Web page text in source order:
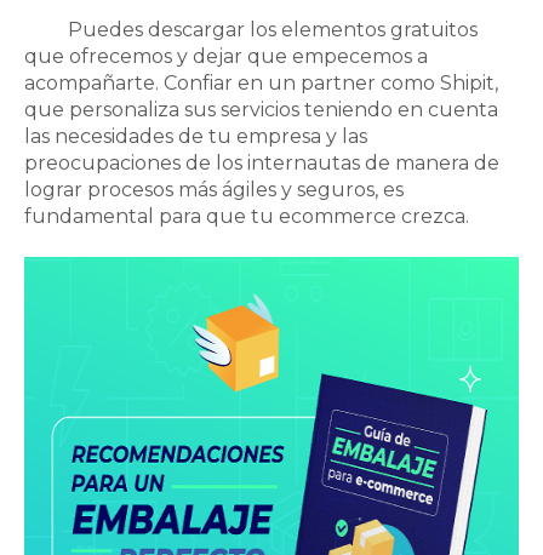
Puedes descargar los elementos gratuitos
que ofrecemos y dejar que empecemos a
acompañarte. Confiar en un partner como Shipit,
que personaliza sus servicios teniendo en cuenta
las necesidades de tu empresa y las
preocupaciones de los internautas de manera de
lograr procesos más ágiles y seguros, es
fundamental para que tu ecommerce crezca.